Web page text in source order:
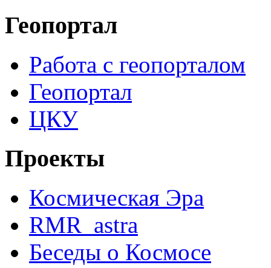
Геопортал
Работа с геопорталом
Геопортал
ЦКУ
Проекты
Космическая Эра
RMR_astra
Беседы о Космосе